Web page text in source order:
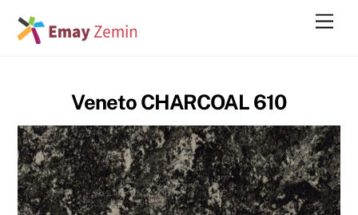
Veneto CHARCOAL 610